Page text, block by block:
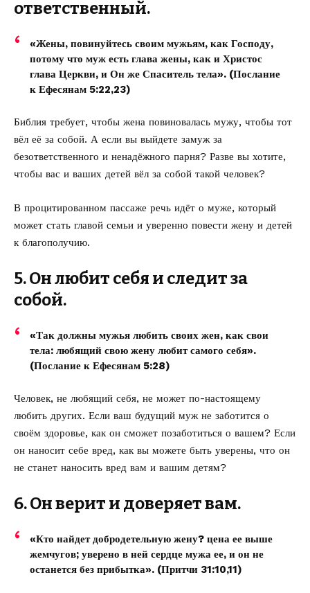
ответственный.
«Жены, повинуйтесь своим мужьям, как Господу,
потому что муж есть глава жены, как и Христос
глава Церкви, и Он же Спаситель тела». (Послание
к Ефесянам 5:22,23)
Библия требует, чтобы жена повиновалась мужу, чтобы тот
вёл её за собой. А если вы выйдете замуж за
безответственного и ненадёжного парня? Разве вы хотите,
чтобы вас и ваших детей вёл за собой такой человек?
В процитированном пассаже речь идёт о муже, который
может стать главой семьи и уверенно повести жену и детей
к благополучию.
5. Он любит себя и следит за
собой.
«Так должны мужья любить своих жен, как свои
тела: любящий свою жену любит самого себя».
(Послание к Ефесянам 5:28)
Человек, не любящий себя, не может по-настоящему
любить других. Если ваш будущий муж не заботится о
своём здоровье, как он сможет позаботиться о вашем? Если
он наносит себе вред, как вы можете быть уверены, что он
не станет наносить вред вам и вашим детям?
6. Он верит и доверяет вам.
«Кто найдет добродетельную жену? цена ее выше
жемчугов; уверено в ней сердце мужа ее, и он не
останется без прибытка». (Притчи 31:10,11)